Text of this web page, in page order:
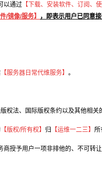
以通过 【下载、安装软件、订阅、
件/镜像/服务】 ，即表示用户已同意
【服务器日常代维服务】 。
权法、国际版权条约以及其他相关
【版权/所有权】 归 【运维一二三】 所
商授予用户一项非排他的、不可转